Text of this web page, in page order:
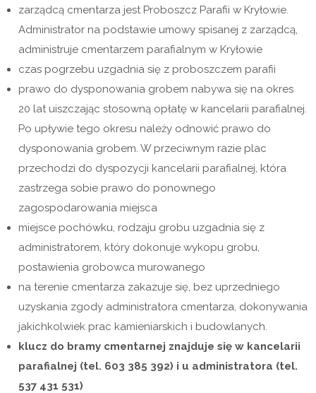
zarządcą cmentarza jest Proboszcz Parafii w Kryłowie.
Administrator na podstawie umowy spisanej z zarządcą,
administruje cmentarzem parafialnym w Kryłowie
czas pogrzebu uzgadnia się z proboszczem parafii
prawo do dysponowania grobem nabywa się na okres
20 lat uiszczając stosowną opłatę w kancelarii parafialnej.
Po upływie tego okresu należy odnowić prawo do
dysponowania grobem. W przeciwnym razie plac
przechodzi do dyspozycji kancelarii parafialnej, która
zastrzega sobie prawo do ponownego
zagospodarowania miejsca
miejsce pochówku, rodzaju grobu uzgadnia się z
administratorem, który dokonuje wykopu grobu,
postawienia grobowca murowanego
na terenie cmentarza zakazuje się, bez uprzedniego
uzyskania zgody administratora cmentarza, dokonywania
jakichkolwiek prac kamieniarskich i budowlanych.
klucz do bramy cmentarnej znajduje się w kancelarii
parafialnej (tel. 603 385 392) i u administratora (tel.
537 431 531)